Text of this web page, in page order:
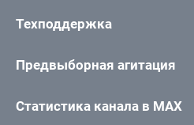
Техподдержка
Предвыборная агитация
Статистика канала в MAX